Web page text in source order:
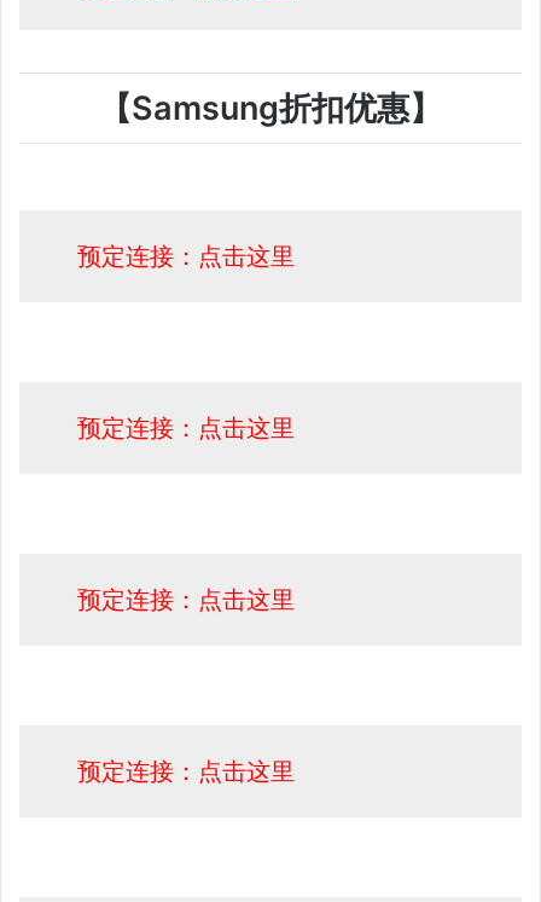
【Samsung折扣优惠】
预定连接：点击这里
预定连接：点击这里
预定连接：点击这里
预定连接：点击这里